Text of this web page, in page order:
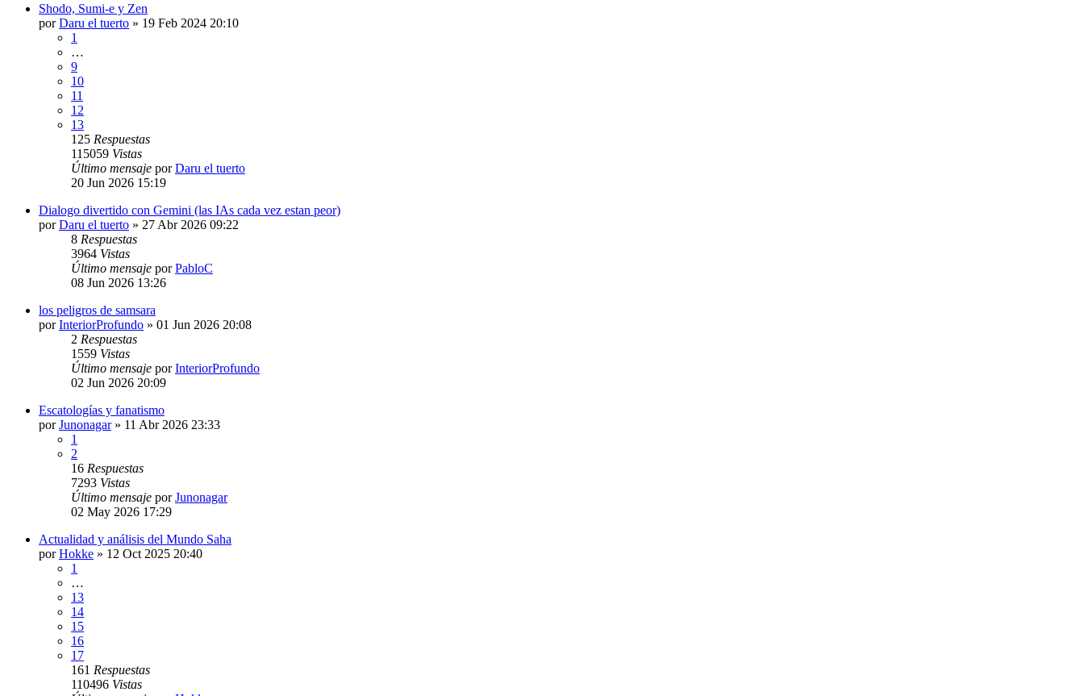
Shodo, Sumi-e y Zen
porDaru el tuerto » 19 Feb 2024 20:10
1
…
9
10
11
12
13
125 Respuestas
115059 Vistas
Último mensaje porDaru el tuerto
20 Jun 2026 15:19
Dialogo divertido con Gemini (las IAs cada vez estan peor)
porDaru el tuerto » 27 Abr 2026 09:22
8 Respuestas
3964 Vistas
Último mensaje porPabloC
08 Jun 2026 13:26
los peligros de samsara
porInteriorProfundo » 01 Jun 2026 20:08
2 Respuestas
1559 Vistas
Último mensaje porInteriorProfundo
02 Jun 2026 20:09
Escatologías y fanatismo
porJunonagar» 11 Abr 2026 23:33
1
2
16 Respuestas
7293 Vistas
Último mensaje porJunonagar
02 May 2026 17:29
Actualidad y análisis del Mundo Saha
porHokke » 12 Oct 2025 20:40
1
…
13
14
15
16
17
161 Respuestas
110496 Vistas